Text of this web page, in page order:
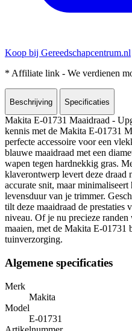
Koop bij Gereedschapcentrum.nl
* Affiliate link - We verdienen
Beschrijving Specificaties
Makita E-01731 Maaidraad -
kennis met de Makita E-01731
perfecte accessoire voor een
blauwe maaidraad met een
wapen tegen hardnekkig gras.
klaverontwerp levert deze draad
accurate snit, maar
levensduur van je trimmer.
tilt deze maaidraad de prestaties
niveau. Of je nu precieze
maaien, met de Makita E-01731
tuinverzorging.
Algemene specificaties
Merk
Makita
Model
E-01731